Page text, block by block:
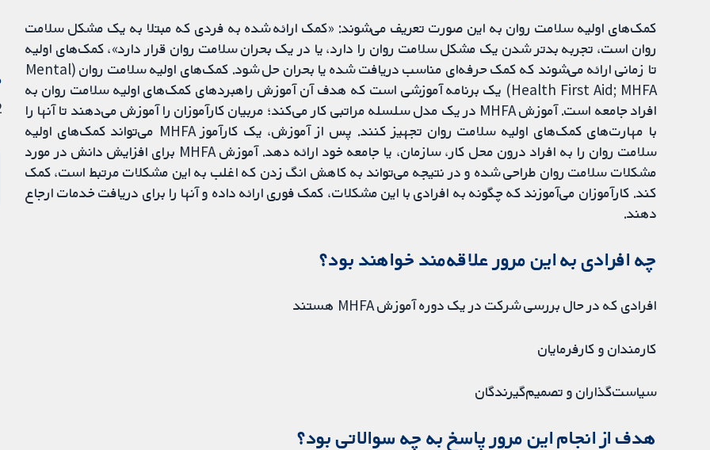
کمک‌های اولیه سلامت روان به این صورت تعریف می‌شوند: «کمک ارائه شده به فردی که مبتلا به یک مشکل سلامت
روان است، تجربه بدتر شدن یک مشکل سلامت روان را دارد، یا در یک بحران سلامت روان قرار دارد»، کمک‌های اولیه
تا زمانی ارائه می‌شوند که کمک حرفه‌ای مناسب دریافت شده یا بحران حل شود. کمک‌های اولیه سلامت روان (Mental
Health First Aid; MHFA) یک برنامه آموزشی است که هدف آن آموزش راهبردهای کمک‌های اولیه سلامت روان به
افراد جامعه است. آموزش MHFA در یک مدل سلسله مراتبی کار می‌کند؛ مربیان کارآموزان را آموزش می‌دهند تا آنها را
با مهارت‌های کمک‌های اولیه سلامت روان تجهیز کنند. پس از آموزش، یک کارآموز MHFA می‌تواند کمک‌های اولیه
سلامت روان را به افراد درون محل کار، سازمان، یا جامعه خود ارائه دهد. آموزش MHFA برای افزایش دانش در مورد
مشکلات سلامت روان طراحی شده و در نتیجه می‌تواند به کاهش انگ زدن که اغلب به این مشکلات مرتبط است، کمک
کند. کارآموزان می‌آموزند که چگونه به افرادی با این مشکلات، کمک فوری ارائه داده و آنها را برای دریافت خدمات ارجاع
دهند.
چه افرادی به این مرور علاقه‌مند خواهند بود؟
افرادی که در حال بررسی شرکت در یک دوره آموزش MHFA هستند
کارمندان و کارفرمایان
سیاست‌گذاران و تصمیم‌گیرندگان
هدف از انجام این مرور پاسخ به چه سوالاتی بود؟